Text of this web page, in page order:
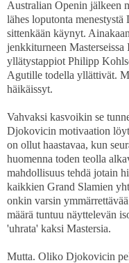
Australian Openin jälkeen
lähes loputonta
sittenkään käynyt.
jenkkiturneen
yllätystappiot Philipp
Agutille todella yllättivät.
häikäissyt.
Vahvaksi kasvoikin se
Djokovicin motivaation
on ollut haastavaa, kun
huomenna toden teolla
mahdollisuus tehdä jotain
kaikkien Grand Slamien
onkin varsin
määrä tuntuu näyttelevän
'uhrata' kaksi Mastersia.
Mutta. Oliko Djokovicin